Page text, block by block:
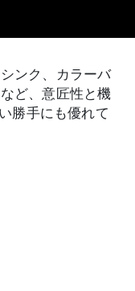
ンク、カラーバ
ど、意匠性と機
勝手にも優れて